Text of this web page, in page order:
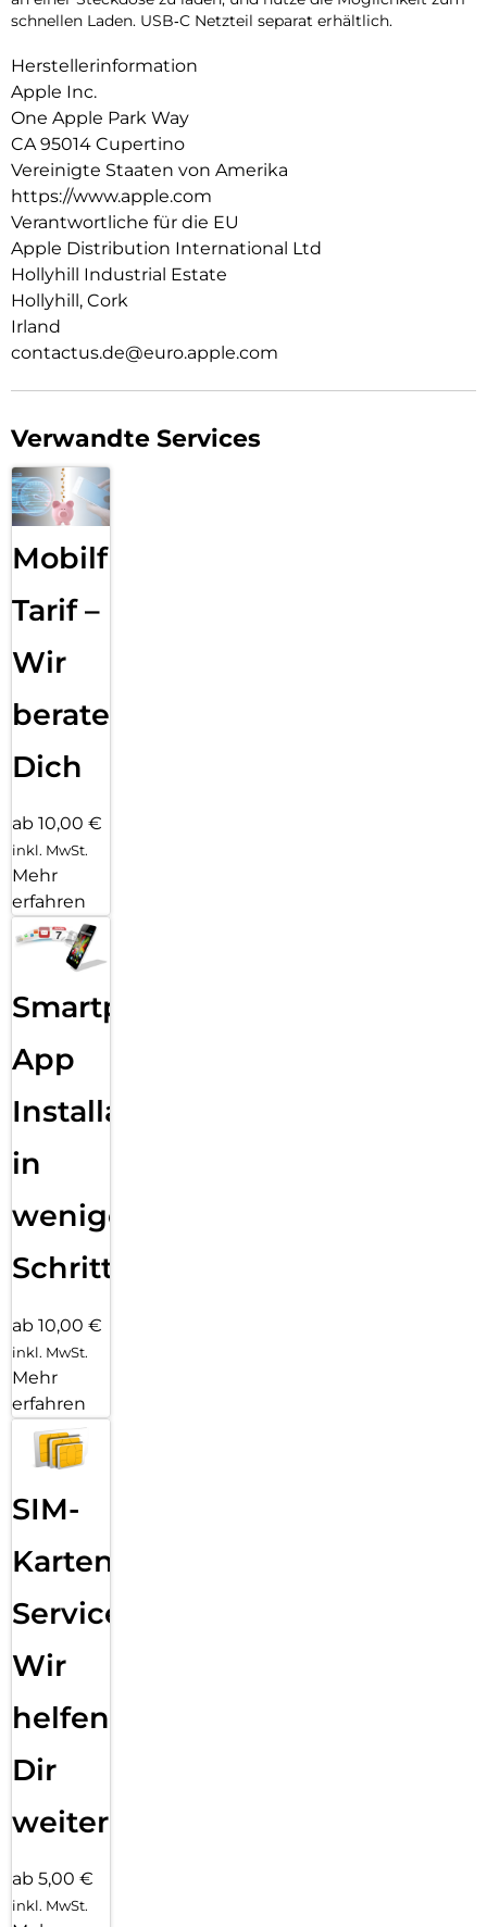
schnellen Laden. USB‑C Netzteil separat erhältlich.
Herstellerinformation
Apple Inc.
One Apple Park Way
CA 95014 Cupertino
Vereinigte Staaten von Amerika
https://www.apple.com
Verantwortliche für die EU
Apple Distribution International Ltd
Hollyhill Industrial Estate
Hollyhill, Cork
Irland
contactus.de@euro.apple.com
Verwandte Services
Mobilfunk
Tarif –
Wir
beraten
Dich
ab 10,00 €
inkl. MwSt.
Mehr
erfahren
Smartphone
App
Installation
in
wenigen
Schritten
ab 10,00 €
inkl. MwSt.
Mehr
erfahren
SIM-
Karten
Service:
Wir
helfen
Dir
weiter
ab 5,00 €
inkl. MwSt.